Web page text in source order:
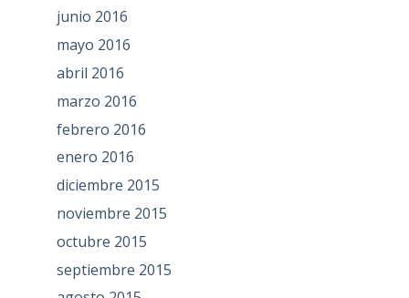
junio 2016
mayo 2016
abril 2016
marzo 2016
febrero 2016
enero 2016
diciembre 2015
noviembre 2015
octubre 2015
septiembre 2015